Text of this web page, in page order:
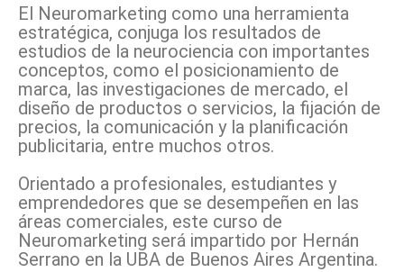
El Neuromarketing como una herramienta
estratégica, conjuga los resultados de
estudios de la neurociencia con importantes
conceptos, como el posicionamiento de
marca, las investigaciones de mercado, el
diseño de productos o servicios, la fijación de
precios, la comunicación y la planificación
publicitaria, entre muchos otros.
Orientado a profesionales, estudiantes y
emprendedores que se desempeñen en las
áreas comerciales, este curso de
Neuromarketing será impartido por Hernán
Serrano en la UBA de Buenos Aires Argentina.